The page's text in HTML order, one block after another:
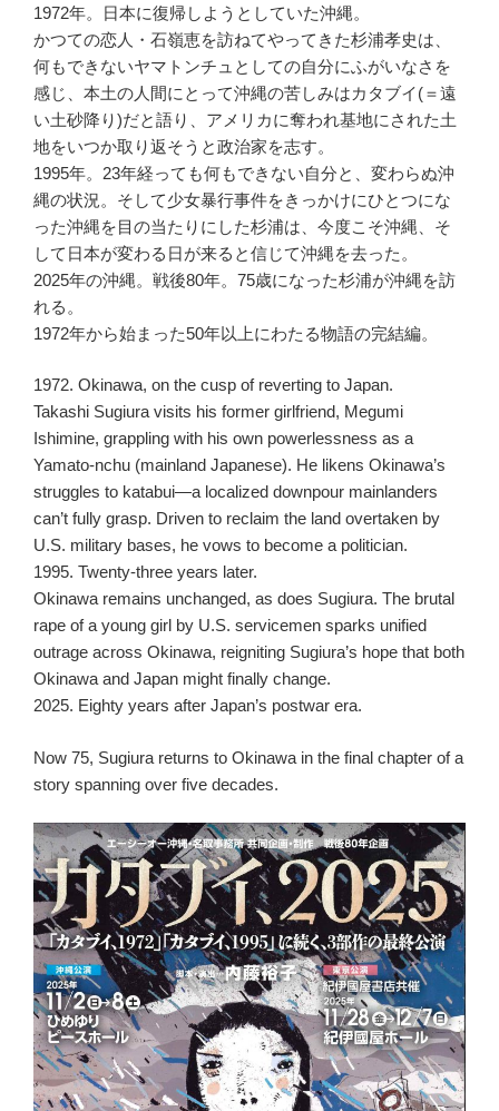
1972年。日本に復帰しようとしていた沖縄。
かつての恋人・石嶺恵を訪ねてやってきた杉浦孝史は、
何もできないヤマトンチュとしての自分にふがいなさを
感じ、本土の人間にとって沖縄の苦しみはカタブイ(＝遠
い土砂降り)だと語り、アメリカに奪われ基地にされた土
地をいつか取り返そうと政治家を志す。
1995年。23年経っても何もできない自分と、変わらぬ沖
縄の状況。そして少女暴行事件をきっかけにひとつにな
った沖縄を目の当たりにした杉浦は、今度こそ沖縄、そ
して日本が変わる日が来ると信じて沖縄を去った。
2025年の沖縄。戦後80年。75歳になった杉浦が沖縄を訪
れる。
1972年から始まった50年以上にわたる物語の完結編。
1972. Okinawa, on the cusp of reverting to Japan.
Takashi Sugiura visits his former girlfriend, Megumi
Ishimine, grappling with his own powerlessness as a
Yamato-nchu (mainland Japanese). He likens Okinawa’s
struggles to katabui—a localized downpour mainlanders
can’t fully grasp. Driven to reclaim the land overtaken by
U.S. military bases, he vows to become a politician.
1995. Twenty-three years later.
Okinawa remains unchanged, as does Sugiura. The brutal
rape of a young girl by U.S. servicemen sparks unified
outrage across Okinawa, reigniting Sugiura’s hope that both
Okinawa and Japan might finally change.
2025. Eighty years after Japan’s postwar era.
Now 75, Sugiura returns to Okinawa in the final chapter of a
story spanning over five decades.